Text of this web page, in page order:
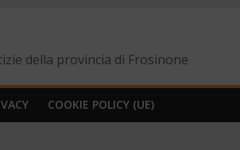
della provincia di Frosinone
COOKIE POLICY (UE)